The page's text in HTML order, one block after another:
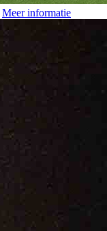
Meer informatie